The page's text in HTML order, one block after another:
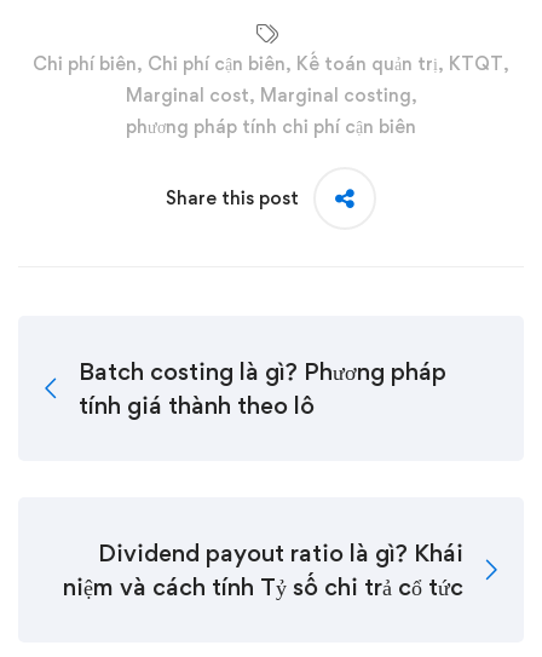
Chi phí biên, Chi phí cận biên, Kế toán quản trị, KTQT,
Marginal cost, Marginal costing,
phương pháp tính chi phí cận biên
Share this post
Batch costing là gì? Phương pháp
tính giá thành theo lô
Dividend payout ratio là gì? Khái
niệm và cách tính Tỷ số chi trả cổ tức